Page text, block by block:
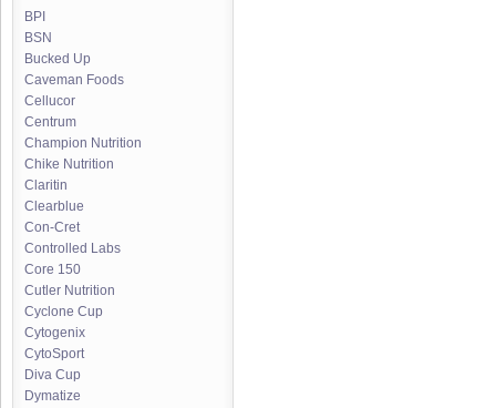
BPI
BSN
Bucked Up
Caveman Foods
Cellucor
Centrum
Champion Nutrition
Chike Nutrition
Claritin
Clearblue
Con-Cret
Controlled Labs
Core 150
Cutler Nutrition
Cyclone Cup
Cytogenix
CytoSport
Diva Cup
Dymatize